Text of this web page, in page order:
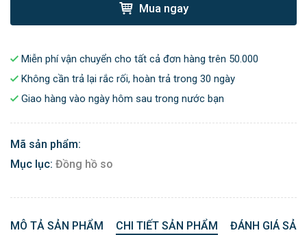
Mua ngay
Miễn phí vận chuyển cho tất cả đơn hàng trên 50.000
Không cần trả lại rắc rối, hoàn trả trong 30 ngày
Giao hàng vào ngày hôm sau trong nước bạn
Mã sản phẩm:
Mục lục: Đồng hồ so
MÔ TẢ SẢN PHẨM CHI TIẾT SẢN PHẨM ĐÁNH GIÁ